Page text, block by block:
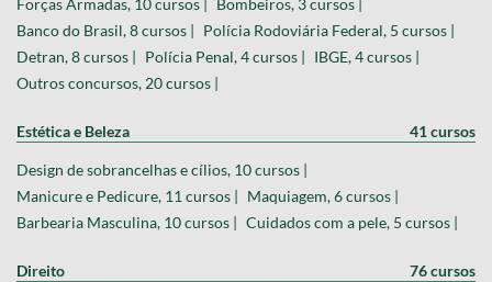
Forças Armadas, 10 cursos | Bombeiros, 3 cursos |
Banco do Brasil, 8 cursos | Polícia Rodoviária Federal, 5 cursos |
Detran, 8 cursos | Polícia Penal, 4 cursos | IBGE, 4 cursos |
Outros concursos, 20 cursos |
Estética e Beleza 41 cursos
Design de sobrancelhas e cílios, 10 cursos |
Manicure e Pedicure, 11 cursos | Maquiagem, 6 cursos |
Barbearia Masculina, 10 cursos | Cuidados com a pele, 5 cursos |
Direito 76 cursos